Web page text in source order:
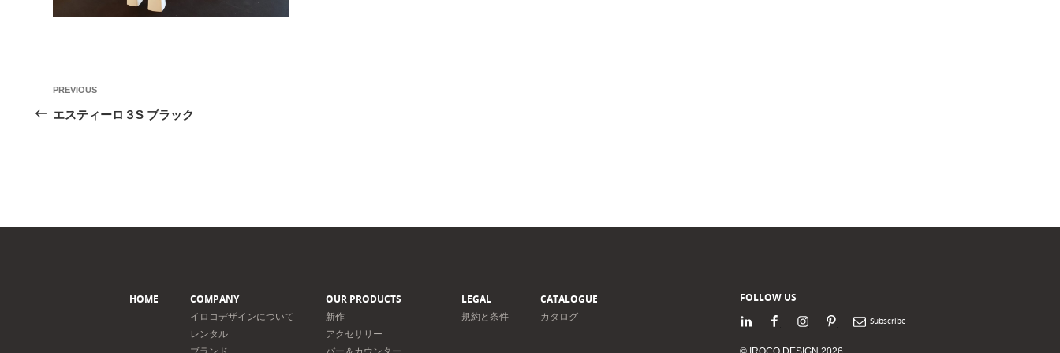
投
稿
シ
Previous
Post
PREVIOUS
エスティーロ３S ブラック
HOME
COMPANY
イロコデザインについて
レンタル
OUR PRODUCTS
新作
アクセサリー
LEGAL
規約と条件
CATALOGUE
カタログ
FOLLOW US
LinkedInFacebookInstagramPinterestNewsletter